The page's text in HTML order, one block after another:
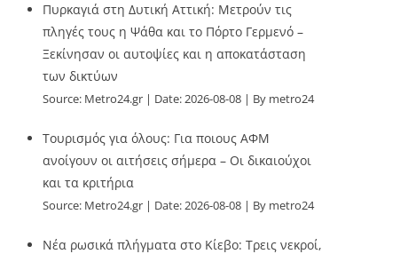
Πυρκαγιά στη Δυτική Αττική: Μετρούν τις
πληγές τους η Ψάθα και το Πόρτο Γερμενό –
Ξεκίνησαν οι αυτοψίες και η αποκατάσταση
των δικτύων
Source: Metro24.gr Date: 2026-08-08 By metro24
Τουρισμός για όλους: Για ποιους ΑΦΜ
ανοίγουν οι αιτήσεις σήμερα – Οι δικαιούχοι
και τα κριτήρια
Source: Metro24.gr Date: 2026-08-08 By metro24
Νέα ρωσικά πλήγματα στο Κίεβο: Τρεις νεκροί,